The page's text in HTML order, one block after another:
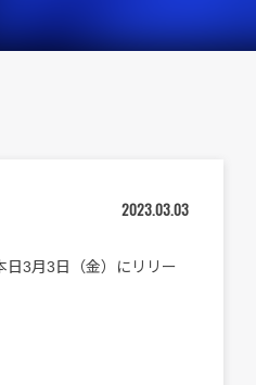
2023.03.03
日3月3日（金）にリリー